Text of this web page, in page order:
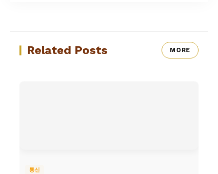
Related Posts MORE
통신